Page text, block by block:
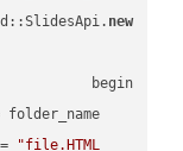
new
    folder_name =
    file_name =
"file.HTML"